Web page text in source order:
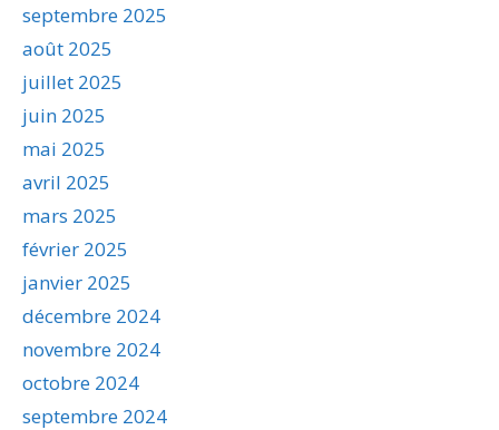
septembre 2025
août 2025
juillet 2025
juin 2025
mai 2025
avril 2025
mars 2025
février 2025
janvier 2025
décembre 2024
novembre 2024
octobre 2024
septembre 2024